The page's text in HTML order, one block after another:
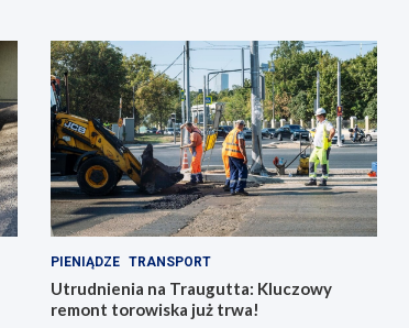
PIENIĄDZE TRANSPORT
Utrudnienia na Traugutta: Kluczowy
remont torowiska już trwa!